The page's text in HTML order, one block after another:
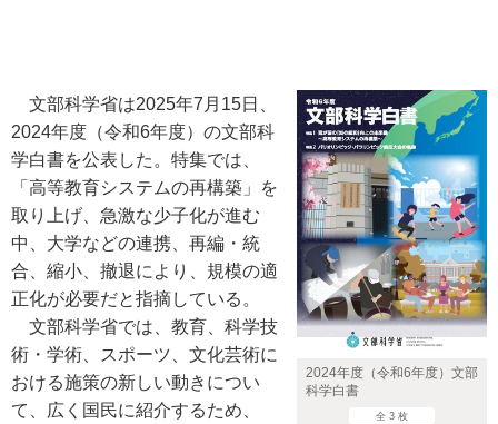
2024年度（令和6年度）文部
科学白書
全 3 枚
文部科学省は2025年7月15日、
2024年度（令和6年度）の文部科
学白書を公表した。特集では、
「高等教育システムの再構築」を
取り上げ、急激な少子化が進む
中、大学などの連携、再編・統
合、縮小、撤退により、規模の適
正化が必要だと指摘している。
文部科学省では、教育、科学技
術・学術、スポーツ、文化芸術に
おける施策の新しい動きについ
て、広く国民に紹介するため、